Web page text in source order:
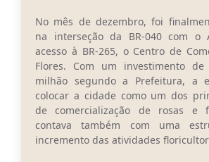
No mês de dezembro, foi
na interseção da BR-040 com o
acesso à BR-265, o Centro de
Flores. Com um investimento de
milhão segundo a Prefeitura, a
colocar a cidade como um dos
de comercialização de rosas e
contava também com uma
incremento das atividades